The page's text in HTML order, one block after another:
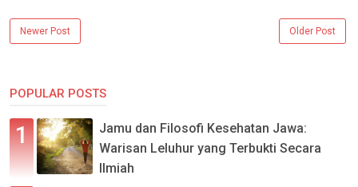
Newer Post Older Post
POPULAR POSTS
Jamu dan Filosofi Kesehatan Jawa:
Warisan Leluhur yang Terbukti Secara
Ilmiah